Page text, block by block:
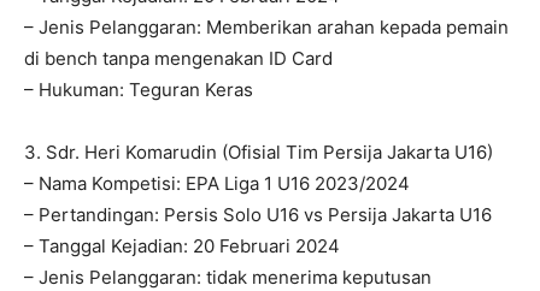
– Jenis Pelanggaran: Memberikan arahan kepada pemain
di bench tanpa mengenakan ID Card
– Hukuman: Teguran Keras
3. Sdr. Heri Komarudin (Ofisial Tim Persija Jakarta U16)
– Nama Kompetisi: EPA Liga 1 U16 2023/2024
– Pertandingan: Persis Solo U16 vs Persija Jakarta U16
– Tanggal Kejadian: 20 Februari 2024
– Jenis Pelanggaran: tidak menerima keputusan